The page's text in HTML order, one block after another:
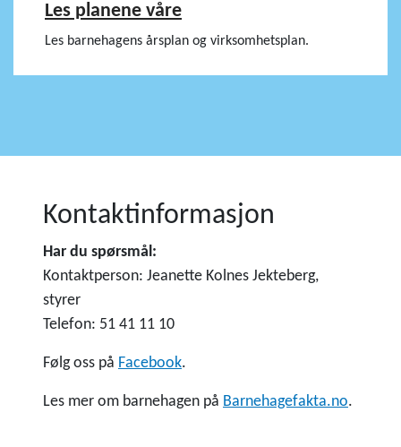
Les planene våre
Les barnehagens årsplan og virksomhetsplan.
Kontaktinformasjon
Har du spørsmål:
Kontaktperson: Jeanette Kolnes Jekteberg,
styrer
Telefon: 51 41 11 10
Følg oss på Facebook.
Les mer om barnehagen på Barnehagefakta.no.